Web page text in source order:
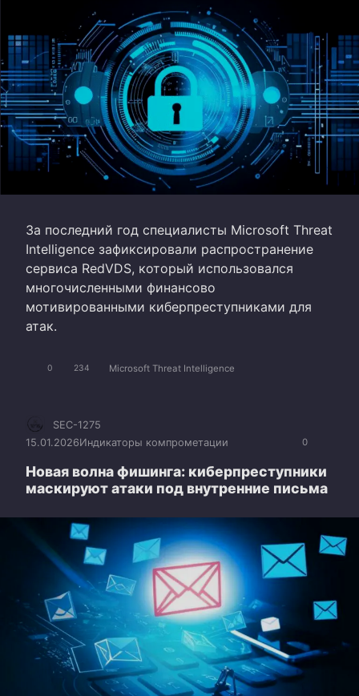
За последний год специалисты Microsoft Threat
Intelligence зафиксировали распространение
сервиса RedVDS, который использовался
многочисленными финансово
мотивированными киберпреступниками для
атак.
0 234 Microsoft Threat Intelligence
0
SEC-1275
15.01.2026Индикаторы компрометации
Новая волна фишинга: киберпреступники
маскируют атаки под внутренние письма